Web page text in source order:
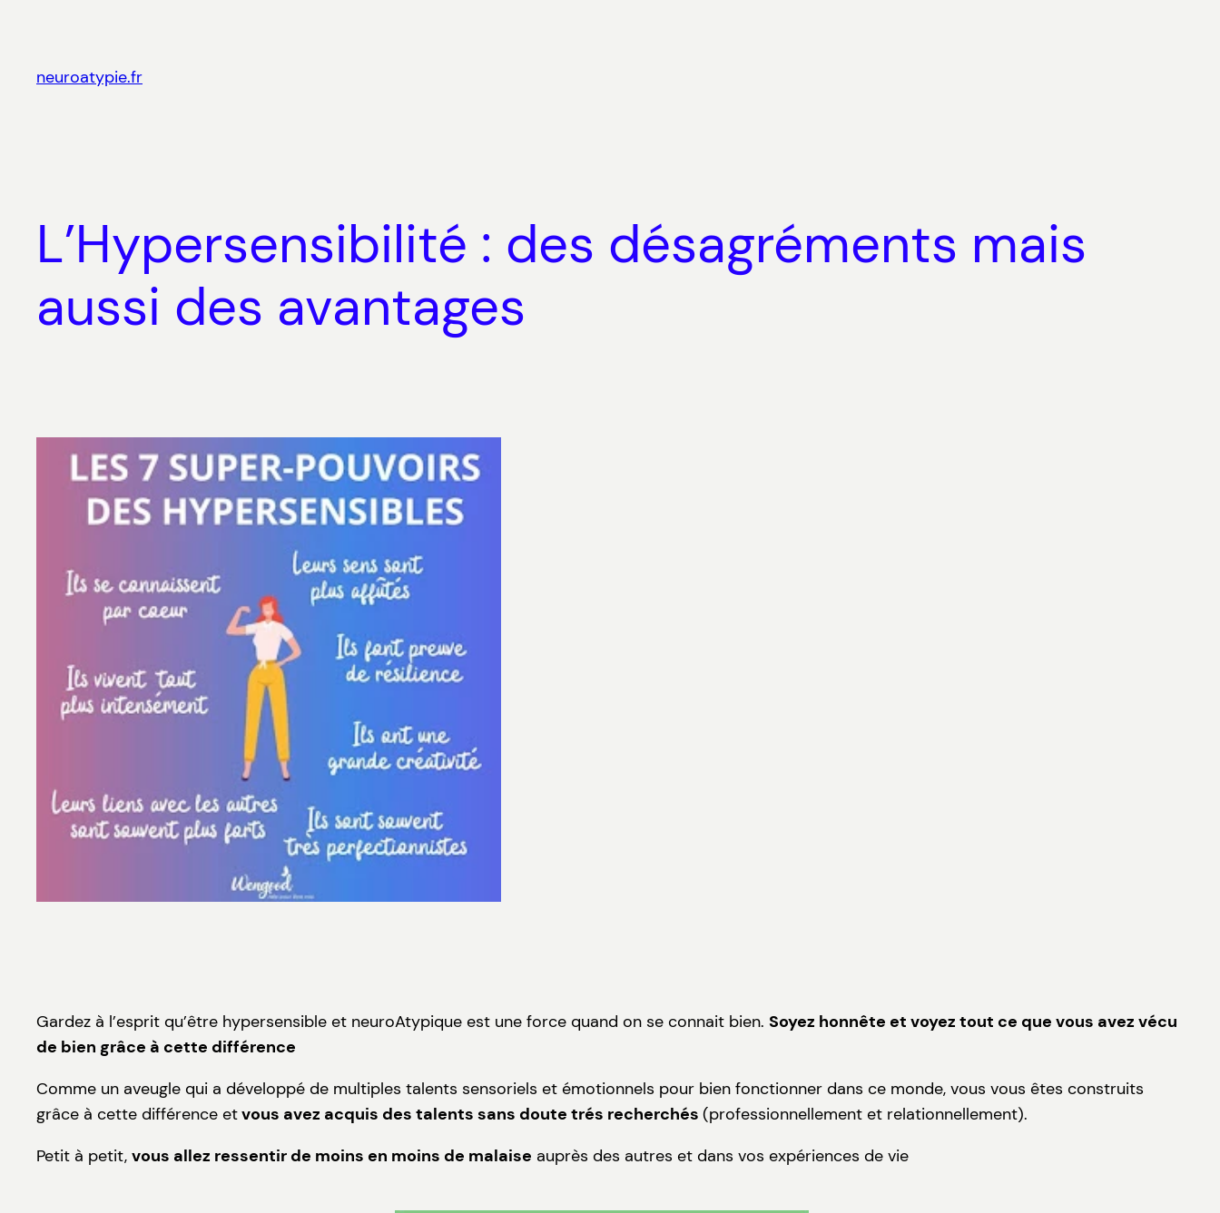
contenu
neuroatypie.fr
L’Hypersensibilité : des désagréments mais
aussi des avantages
Gardez à l’esprit qu’être hypersensible et neuroAtypique est une force quand on se connait bien. Soyez honnête et voyez tout ce que vous avez vécu
de bien grâce à cette différence
Comme un aveugle qui a développé de multiples talents sensoriels et émotionnels pour bien fonctionner dans ce monde, vous vous êtes construits
grâce à cette différence etvous avez acquis des talents sans doute trés recherchés (professionnellement et relationnellement).
Petit à petit, vous allez ressentir de moins en moins de malaise auprès des autres et dans vos expériences de vie